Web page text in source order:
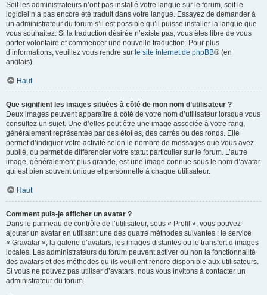
Soit les administrateurs n’ont pas installé votre langue sur le forum, soit le
logiciel n’a pas encore été traduit dans votre langue. Essayez de demander à
un administrateur du forum s’il est possible qu’il puisse installer la langue que
vous souhaitez. Si la traduction désirée n’existe pas, vous êtes libre de vous
porter volontaire et commencer une nouvelle traduction. Pour plus
d’informations, veuillez vous rendre sur le site internet de phpBB® (en
anglais).
Haut
Que signifient les images situées à côté de mon nom d’utilisateur ?
Deux images peuvent apparaître à côté de votre nom d’utilisateur lorsque vous
consultez un sujet. Une d’elles peut être une image associée à votre rang,
généralement représentée par des étoiles, des carrés ou des ronds. Elle
permet d’indiquer votre activité selon le nombre de messages que vous avez
publié, ou permet de différencier votre statut particulier sur le forum. L’autre
image, généralement plus grande, est une image connue sous le nom d’avatar
qui est bien souvent unique et personnelle à chaque utilisateur.
Haut
Comment puis-je afficher un avatar ?
Dans le panneau de contrôle de l’utilisateur, sous « Profil », vous pouvez
ajouter un avatar en utilisant une des quatre méthodes suivantes : le service
« Gravatar », la galerie d’avatars, les images distantes ou le transfert d’images
locales. Les administrateurs du forum peuvent activer ou non la fonctionnalité
des avatars et des méthodes qu’ils veuillent rendre disponible aux utilisateurs.
Si vous ne pouvez pas utiliser d’avatars, nous vous invitons à contacter un
administrateur du forum.